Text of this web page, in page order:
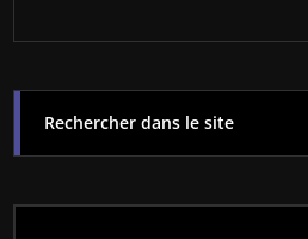
Rechercher dans le site